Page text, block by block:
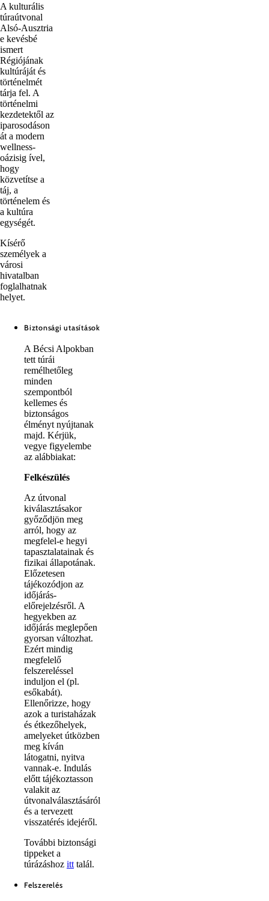
A kulturális
túraútvonal
Alsó-Ausztria
e kevésbé
ismert
Régiójának
kultúráját és
történelmét
tárja fel. A
történelmi
kezdetektől az
iparosodáson
át a modern
wellness-
oázisig ível,
hogy
közvetítse a
táj, a
történelem és
a kultúra
egységét.
Kísérő
személyek a
városi
hivatalban
foglalhatnak
helyet.
Biztonsági utasítások
A Bécsi Alpokban
tett túrái
remélhetőleg
minden
szempontból
kellemes és
biztonságos
élményt nyújtanak
majd. Kérjük,
vegye figyelembe
az alábbiakat:
Felkészülés
Az útvonal
kiválasztásakor
győződjön meg
arról, hogy az
megfelel-e hegyi
tapasztalatainak és
fizikai állapotának.
Előzetesen
tájékozódjon az
időjárás-
előrejelzésről. A
hegyekben az
időjárás meglepően
gyorsan változhat.
Ezért mindig
megfelelő
felszereléssel
induljon el (pl.
esőkabát).
Ellenőrizze, hogy
azok a turistaházak
és étkezőhelyek,
amelyeket útközben
meg kíván
látogatni, nyitva
vannak-e. Indulás
előtt tájékoztasson
valakit az
útvonalválasztásáról
és a tervezett
visszatérés idejéről.
További biztonsági
tippeket a
túrázáshoz itttalál.
Felszerelés